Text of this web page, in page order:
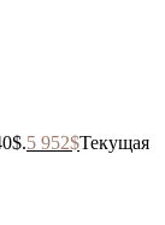
5 952$Текущая